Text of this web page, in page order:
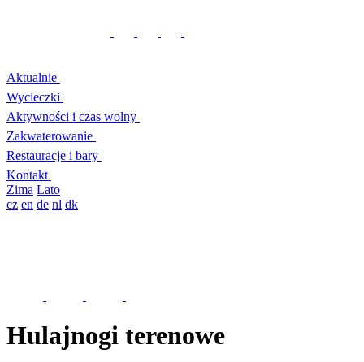
Aktualnie
Wycieczki
Aktywności i czas wolny
Zakwaterowanie
Restauracje i bary
Kontakt
Zima Lato
cz en de nl dk
Hulajnogi terenowe